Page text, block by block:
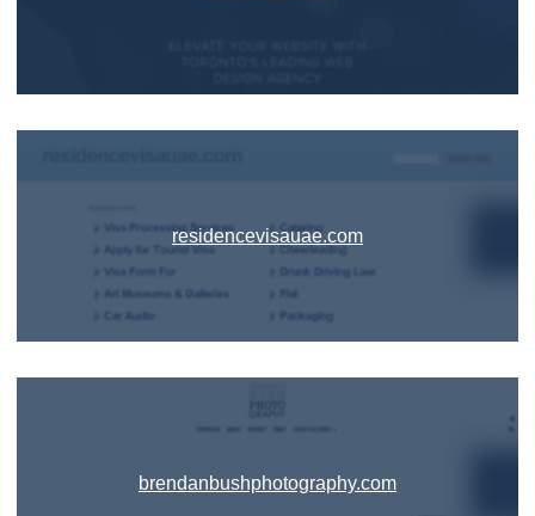
residencevisauae.com
brendanbushphotography.com